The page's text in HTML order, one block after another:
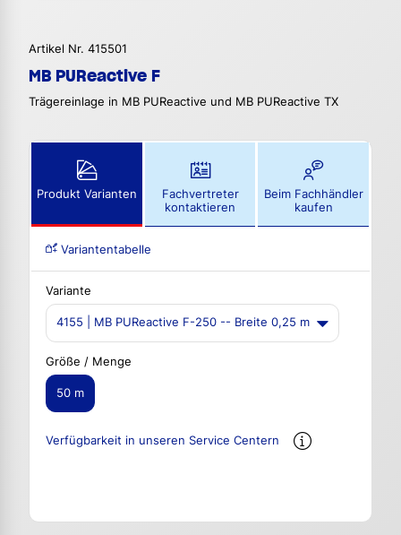
Artikel Nr. 415501
MB PUReactive F
Trägereinlage in MB PUReactive und MB PUReactive TX
Produkt Varianten
Fachvertreter
kontaktieren
Beim Fachhändler
kaufen
Variantentabelle
Variante
4155 | MB PUReactive F-250 -- Breite 0,25 m
Größe / Menge
50 m
Verfügbarkeit in unseren Service Centern